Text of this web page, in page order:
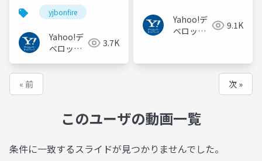
化する〜yjbonfire
Yahoo!デ
ベロッパ
3.7K
Yahoo!デ
ベロッパ
9.1K
« 前 次 »
このユーザの動画一覧
条件に一致するスライドが見つかりませんでした。